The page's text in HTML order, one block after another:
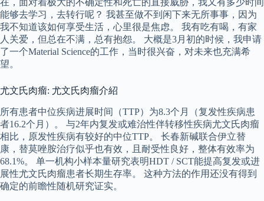
在，面对着极大的不确定性和死亡的直接威胁，我又有多少时间
能够去学习，去转行呢？ 我甚至做不到闲下来无所事事，因为
我不知道该如何享受生活，心里很是焦虑。 我有吃有喝，有家
人关爱，但总在不满，总有抱怨。 大概是3月初的时候，我申请
了一个Material Science的工作，当时很兴奋，对未来也充满希
望。
尤文氏肉瘤: 尤文氏肉瘤介紹
所有患者中位疾病进展时间（TTP）为8.3个月（复发性疾病患
者16.2个月）。 与2年内复发或难治性伴转移性疾病尤文氏肉瘤
相比，原发性疾病有较好的中位TTP。 长春新碱联合伊立替
康，替莫唑胺治疗似乎也有效，且耐受性良好，整体有效率为
68.1%。 单一机构小样本量研究表明HDT / SCT能提高复发或进
展性尤文氏肉瘤患者长期生存率。 这种方法的作用还没有得到
确定的前瞻性随机研究证实。